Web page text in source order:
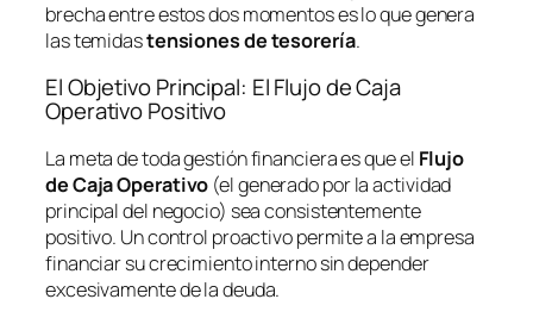
brecha entre estos dos momentos es lo que genera
las temidastensiones de tesorería.
El Objetivo Principal: El Flujo de Caja
Operativo Positivo
La meta de toda gestión financiera es que el Flujo
de Caja Operativo (el generado por la actividad
principal del negocio) sea consistentemente
positivo. Un control proactivo permite a la empresa
financiar su crecimiento interno sin depender
excesivamente de la deuda.